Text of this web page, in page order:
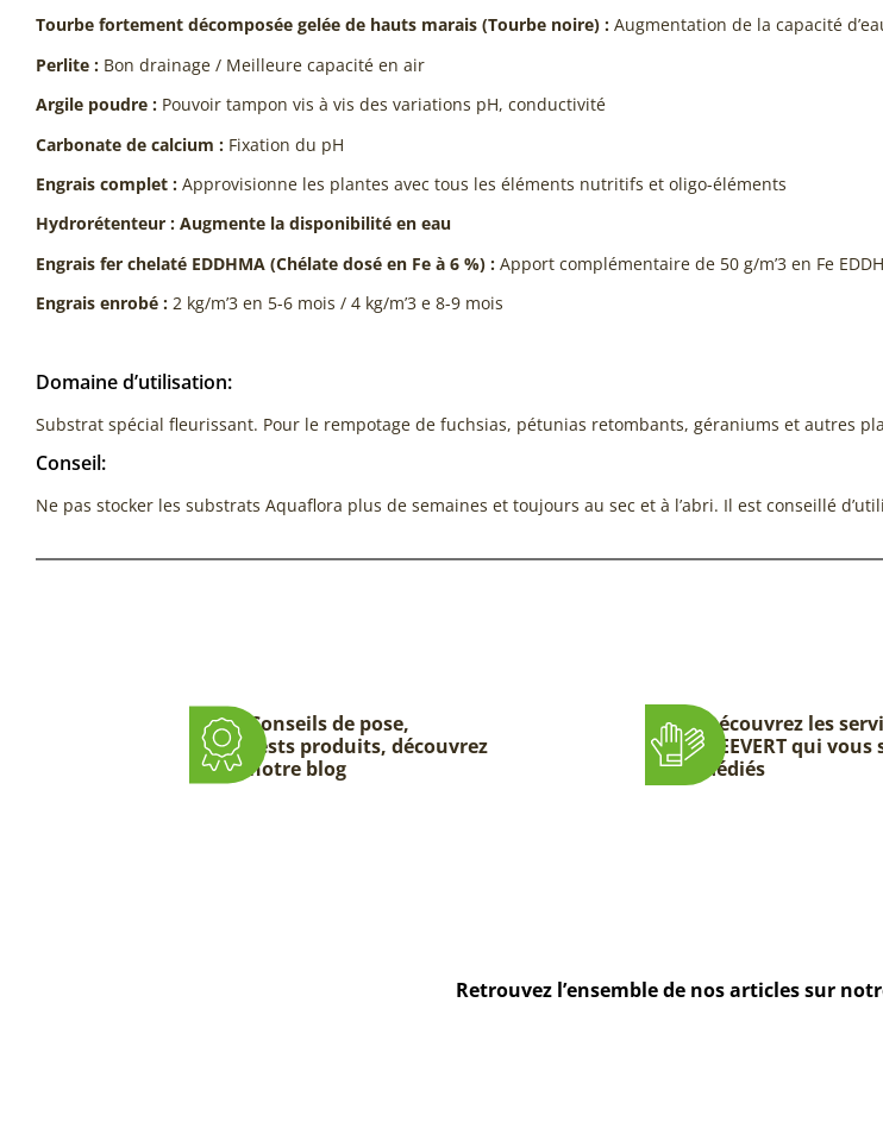
Tourbe fortement décomposée gelée de hauts marais (Tourbe noire) : Augmentation de la capacité
Perlite : Bon drainage / Meilleure capacité en air
Argile poudre : Pouvoir tampon vis à vis des variations pH, conductivité
Carbonate de calcium : Fixation du pH
Engrais complet : Approvisionne les plantes avec tous les éléments nutritifs et oligo-éléments
Hydrorétenteur : Augmente la disponibilité en eau
Engrais fer chelaté EDDHMA (Chélate dosé en Fe à 6 %) : Apport complémentaire de 50 g/m’3 en Fe
Engrais enrobé : 2 kg/m’3 en 5-6 mois / 4 kg/m’3 e 8-9 mois
Domaine d’utilisation:
Substrat spécial fleurissant. Pour le rempotage de fuchsias, pétunias retombants, géraniums et autres
Conseil:
Ne pas stocker les substrats Aquaflora plus de semaines et toujours au sec et à l’abri. Il est conseillé
Conseils de pose,
tests produits, découvrez
notre blog
Découvrez les
DEEVERT qui vous
dédiés
Retrouvez l’ensemble de nos articles sur